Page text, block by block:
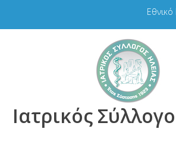
Ιατρικός